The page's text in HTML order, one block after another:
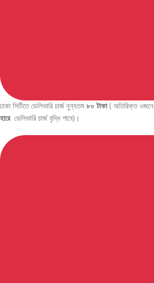
ঢাকা সিটিতে ডেলিভারি চার্জ নুন্যতম ৮০ টাকা( অতিরিক্ত ওজনে
হারে ডেলিভারি চার্জ বৃদ্ধি পাবে)।